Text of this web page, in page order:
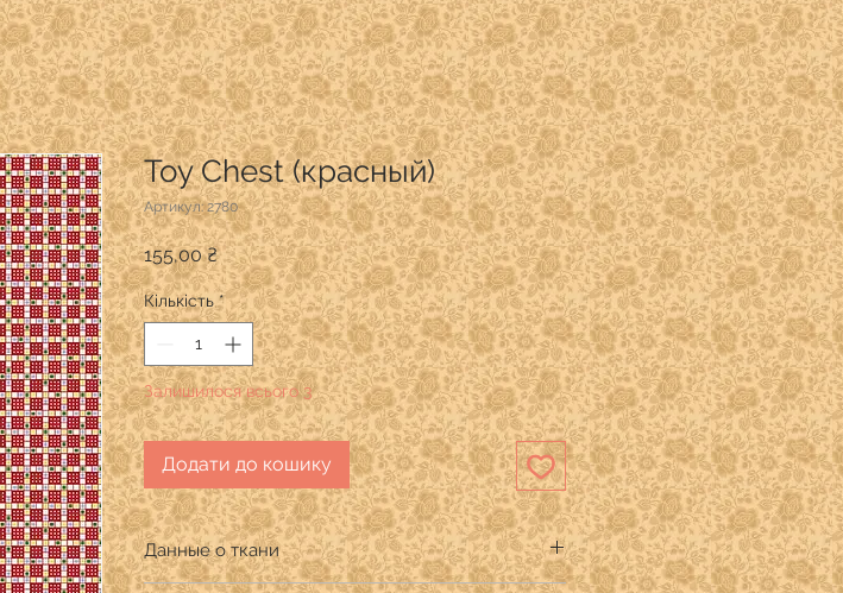
Toy Chest (красный)
Артикул: 2780
155,00 ₴Ціна
Кількість *
Залишилося всього 3
Додати до кошику
Данные о ткани